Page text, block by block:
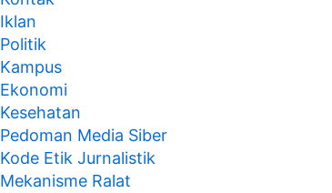
Iklan
Politik
Kampus
Ekonomi
Kesehatan
Pedoman Media Siber
Kode Etik Jurnalistik
Mekanisme Ralat